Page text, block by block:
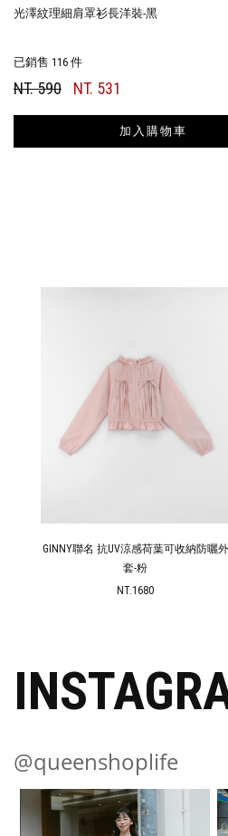
光澤紋理細肩罩衫長洋裝-黑
已銷售 116 件
NT. 590 NT. 531
加入購物車
GINNY聯名 抗UV涼感荷葉可收納防曬外
套-粉
NT.1680
@queenshoplife